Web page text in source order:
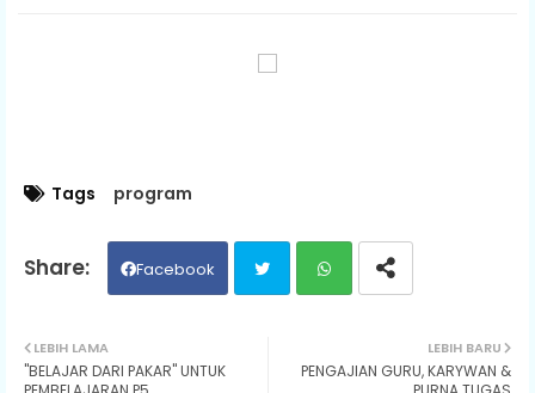
Tags program
Facebook
ats
LEBIH BARU
PENGAJIAN GURU, KARYWAN &
LEBIH LAMA
"BELAJAR DARI PAKAR" UNTUK